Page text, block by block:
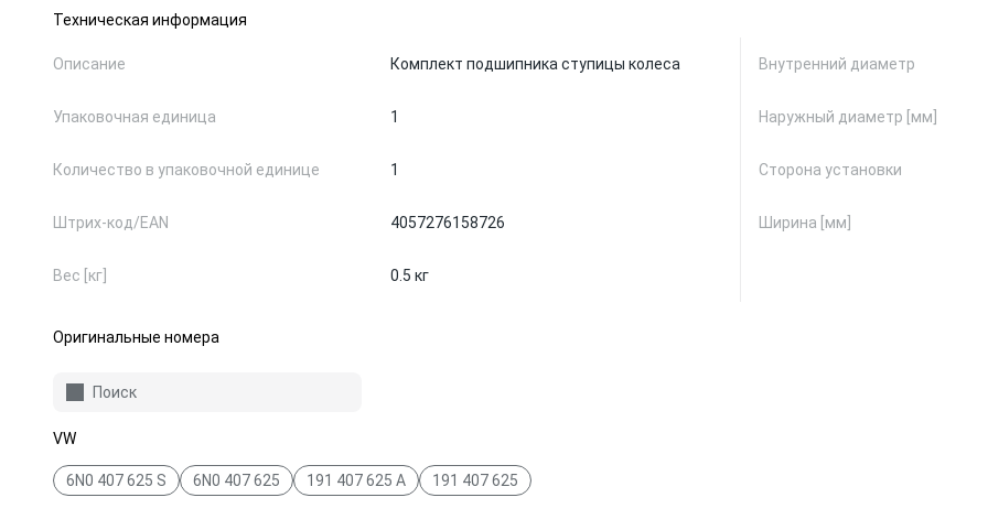
Техническая информация
Описание Комплект подшипника ступицы колеса
Упаковочная единица 1
Количество в упаковочной единице 1
Штрих-код/EAN 4057276158726
Вес [кг] 0.5 кг
Внутренний диаметр
Наружный диаметр [мм]
Сторона установки
Ширина [мм]
Оригинальные номера
Поиск
VW
6N0 407 625 S 6N0 407 625 191 407 625 A 191 407 625